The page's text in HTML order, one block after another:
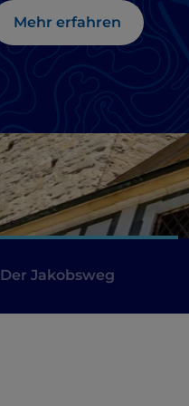
Mehr erfahren
Der Jakobsweg